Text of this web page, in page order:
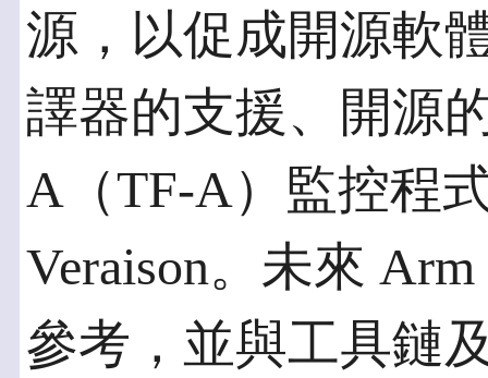
源，以促成開源軟
譯器的支援、開源
A（TF-A）監控程
Veraison。未來
參考，並與工具鏈